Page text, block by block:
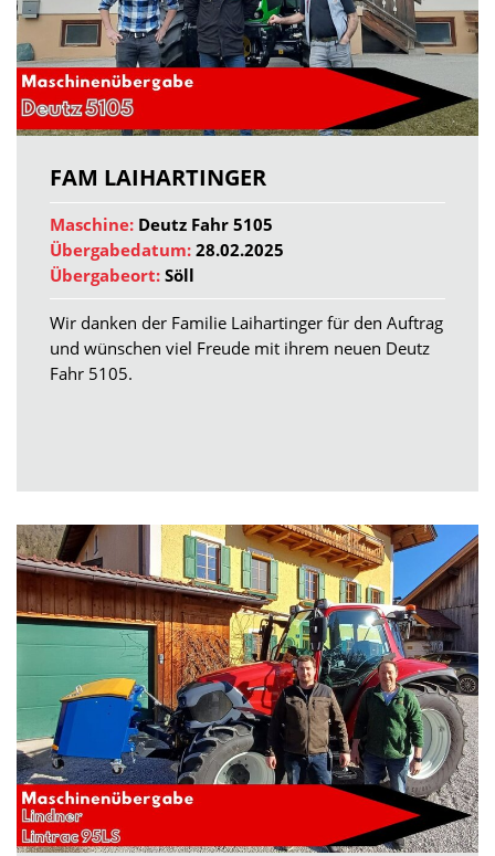
FAM LAIHARTINGER
Maschine: Deutz Fahr 5105
Übergabedatum: 28.02.2025
Übergabeort: Söll
Wir danken der Familie Laihartinger für den Auftrag
und wünschen viel Freude mit ihrem neuen Deutz
Fahr 5105.